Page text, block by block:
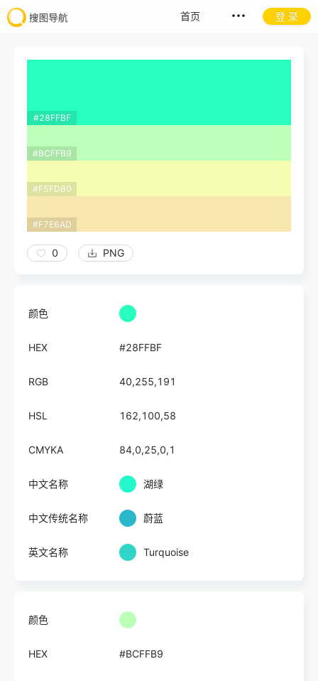
首页 登 录
#28FFBF
#BCFFB9
#F5FDB0
#F7E6AD
0 PNG
颜色
HEX #28FFBF
RGB 40,255,191
HSL 162,100,58
CMYKA 84,0,25,0,1
中文名称 湖绿
中文传统名称 蔚蓝
英文名称 Turquoise
颜色
HEX #BCFFB9